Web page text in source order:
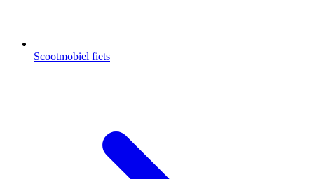
Scootmobiel fiets